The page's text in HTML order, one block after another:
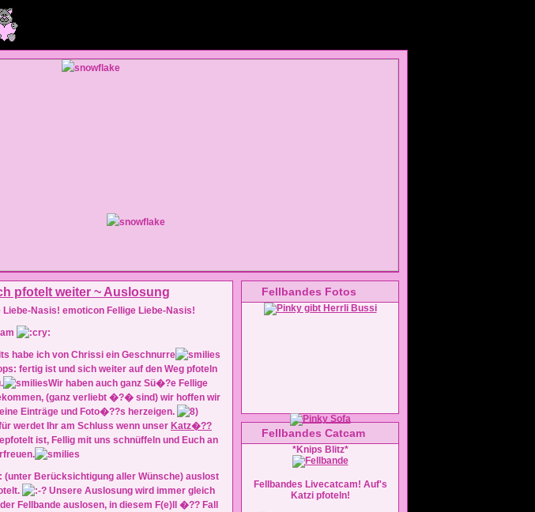
Fellige Liebe-Nasis!
am
habe ich von Chrissi ein Geschnurre
fertig ist und sich weiter auf den Weg pfoteln
Wir haben auch ganz Sü�?e Fellige
(ganz verliebt �?� sind) wir hoffen wir
Einträge und Foto�??s herzeigen.
werdet Ihr am Schluss wenn unser Katz�??
ist, Fellig mit uns schnüffeln und Euch an
(unter Berücksichtigung aller Wünsche) auslost
Unsere Auslosung wird immer gleich
Fellbande auslosen, in diesem F(e)ll �?? Fall
Fellbandes Fotos
Fellbandes Catcam
*Knips Blitz*
Fellbandes Livecatcam! Auf's
Katzi pfoteln!